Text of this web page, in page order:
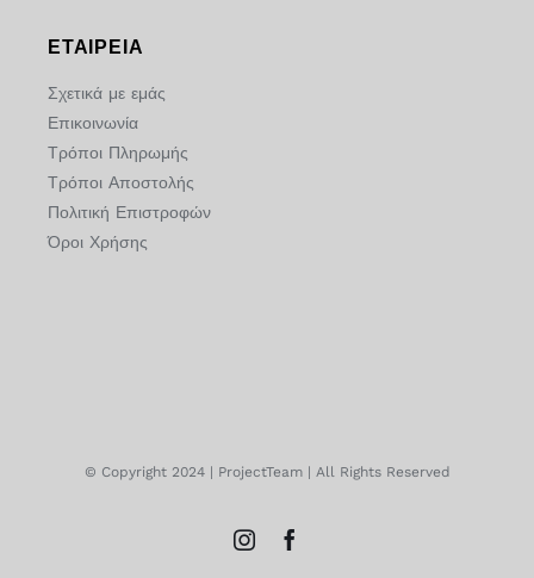
ΕΤΑΙΡΕΙΑ
Σχετικά με εμάς
Επικοινωνία
Τρόποι Πληρωμής
Τρόποι Αποστολής
Πολιτική Επιστροφών
Όροι Χρήσης
© Copyright 2024 | ProjectTeam | All Rights Reserved